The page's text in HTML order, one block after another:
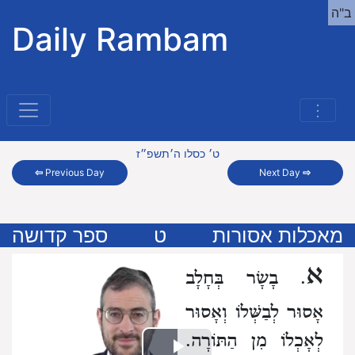
Daily Rambam
⋮
ב"ה
⇦ Previous Day
ט׳ כסלו ה׳תשפ״ז
Next Day⇨
מאכלות אסורות ט ספר קדושה
א. בָשָׂר בְּחָלָב
אָסוּר לְבַשְּׁלוֹ וְאָסוּר
לְאָכְלוֹ מִן הַתּוֹרָה.